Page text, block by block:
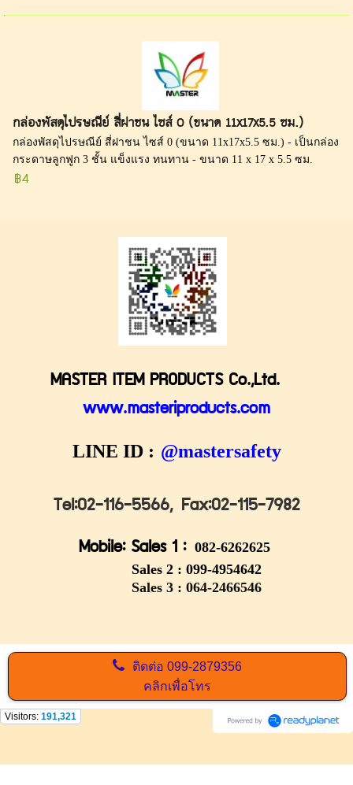
กล่องพัสดุไปรษณีย์ สี่ฝาชน ไซส์ 0 (ขนาด 11x17x5.5 ซม.)
กล่องพัสดุไปรษณีย์ สี่ฝาชน ไซส์ 0 (ขนาด 11x17x5.5 ซม.) - เป็นกล่อง
กระดาษลูกฟูก 3 ชั้น แข็งแรง ทนทาน - ขนาด 11 x 17 x 5.5 ซม.
฿4
MASTER ITEM PRODUCTS Co.,Ltd.
www.masteriproducts.com
LINE ID : @mastersafety
Tel:02-116-5566, Fax:02-115-7982
Mobile: Sales 1 : 082-6262625
Sales 2 : 099-4954642
Sales 3 : 064-2466546
ติดต่อ 099-2879356
คลิกเพื่อโทร
Visitors: 191,321